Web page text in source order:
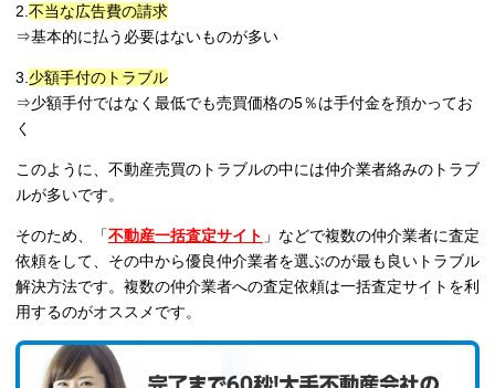
2. 不当な広告費の請求
⇒基本的に払う必要はないものが多い
3. 少額手付のトラブル
⇒少額手付ではなく最低でも売買価格の5％は手付金を預かってお
く
このように、不動産売買のトラブルの中には仲介業者絡みのトラブ
ルが多いです。
そのため、「不動産一括査定サイト 」などで複数の仲介業者に査定
依頼をして、その中から優良仲介業者を選ぶのが最も良いトラブル
解決方法です。複数の仲介業者への査定依頼は一括査定サイトを利
用するのがオススメです。